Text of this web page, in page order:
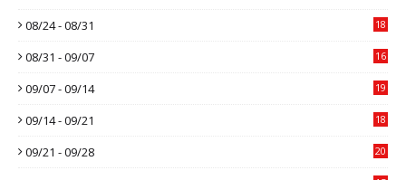
08/24 - 08/31 18
08/31 - 09/07 16
09/07 - 09/14 19
09/14 - 09/21 18
09/21 - 09/28 20